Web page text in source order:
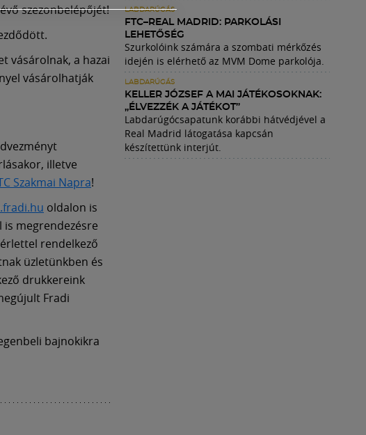
szezonbelépőjét!
vásárolnak, a hazai
vásárolhatják
illetve
Szakmai Napra!
oldalon is
is megrendezésre
rendelkező
üzletünkben és
drukkereink
Fradi
bajnokikra
LABDARÚGÁS
FTC–REAL MADRID: PARKOLÁSI
LEHETŐSÉG
Szurkolóink számára a szombati mérkőzés
idején is elérhető az MVM Dome parkolója.
LABDARÚGÁS
KELLER JÓZSEF A MAI JÁTÉKOSOKNAK:
„ÉLVEZZÉK A JÁTÉKOT”
Labdarúgócsapatunk korábbi hátvédjével a
Real Madrid látogatása kapcsán
készítettünk interjút.